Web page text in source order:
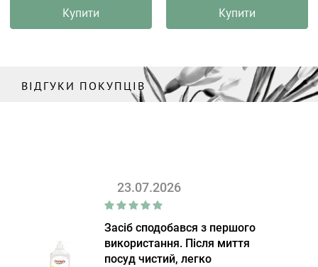
Купити Купити
ВІДГУКИ ПОКУПЦІВ
23.07.2026
Засіб сподобався з першого
використання. Після миття
посуд чистий, легко